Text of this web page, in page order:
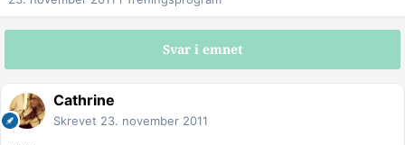
Svar i emnet
Cathrine
Skrevet 23. november 2011